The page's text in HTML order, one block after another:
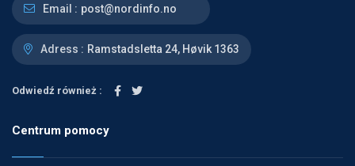
Email : post@nordinfo.no
Adress : Ramstadsletta 24, Høvik 1363
Odwiedź również :
Centrum pomocy